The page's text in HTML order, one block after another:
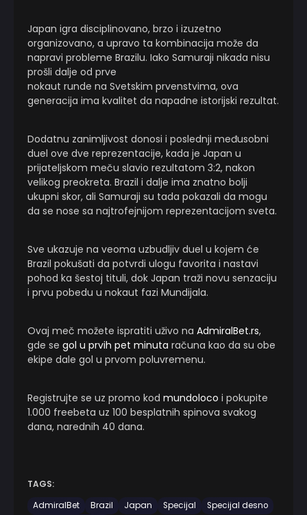
Japan igra disciplinovano, brzo i izuzetno
organizovano, a upravo ta kombinacija može da
napravi probleme Brazilu. Iako Samuraji nikada nisu
prošli dalje od prve
nokaut runde na Svetskim prvenstvima, ova
generacija ima kvalitet da napadne istorijski rezultat.
Dodatnu zanimljivost donosi i poslednji međusobni
duel ove dve reprezentacije, kada je Japan u
prijateljskom meču slavio rezultatom 3:2, nakon
velikog preokreta. Brazil i dalje ima znatno bolji
ukupni skor, ali Samuraji su tada pokazali da mogu
da se nose sa najtrofejnijom reprezentacijom sveta.
Sve ukazuje na veoma uzbudljiv duel u kojem će
Brazil pokušati da potvrdi ulogu favorita i nastavi
pohod ka šestoj tituli, dok Japan traži novu senzaciju
i prvu pobedu u nokaut fazi Mundijala.
Ovaj meč možete ispratiti uživo na AdmiralBet.rs,
gde se gol u prvih pet minuta računa kao da su obe
ekipe dale gol u prvom poluvremenu.
Registrujte se uz promo kod mundoloco i pokupite
1.000 freebeta uz 100 besplatnih spinova svakog
dana, narednih 40 dana.
TAGS:
AdmiralBet
Brazil Japan Specijal Specijal desno